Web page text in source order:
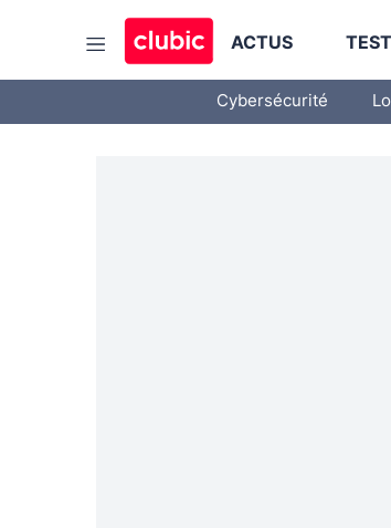
ACTUS
Cybersécurité